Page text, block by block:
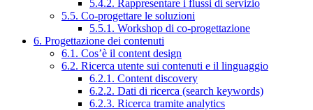
5.4.2. Rappresentare i flussi di servizio
5.5. Co-progettare le soluzioni
5.5.1. Workshop di co-progettazione
6. Progettazione dei contenuti
6.1. Cos’è il content design
6.2. Ricerca utente sui contenuti e il linguaggio
6.2.1. Content discovery
6.2.2. Dati di ricerca (search keywords)
6.2.3. Ricerca tramite analytics